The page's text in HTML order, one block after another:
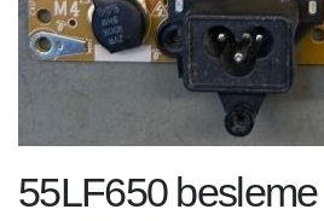
55LF650 besleme